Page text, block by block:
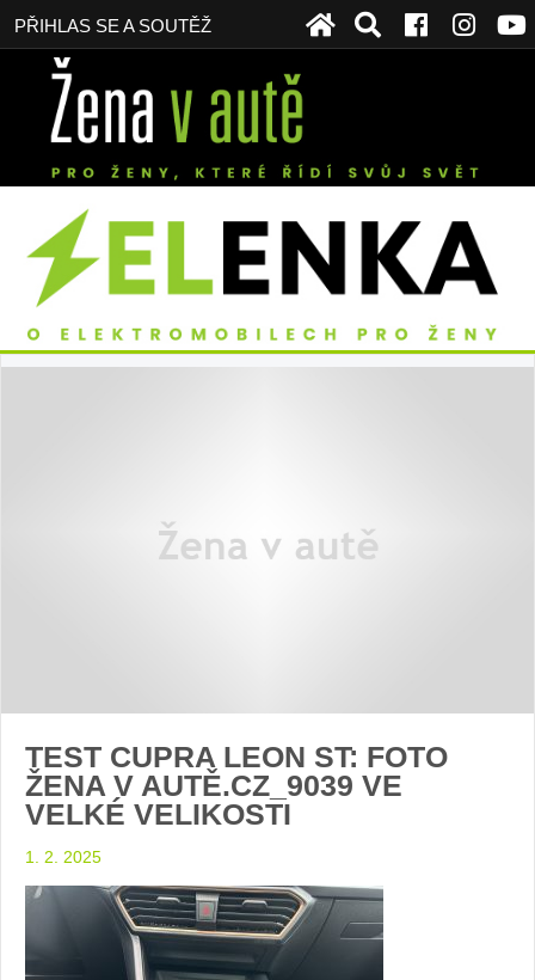
PŘIHLAS SE A SOUTĚŽ
TEST CUPRA LEON ST: FOTO
ŽENA V AUTĚ.CZ_9039 VE
VELKÉ VELIKOSTI
1. 2. 2025